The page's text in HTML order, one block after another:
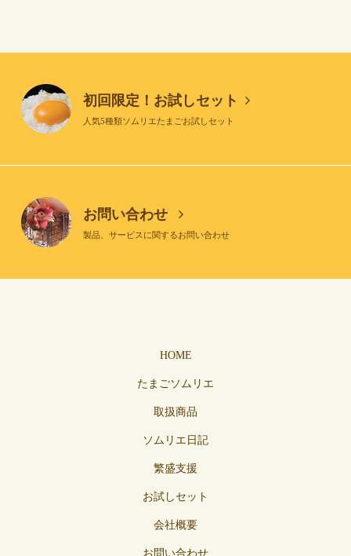
初回限定！お試しセット
人気5種類ソムリエたまごお試しセット
お問い合わせ
製品、サービスに関するお問い合わせ
HOME
たまごソムリエ
取扱商品
ソムリエ日記
繁盛支援
お試しセット
会社概要
お問い合わせ